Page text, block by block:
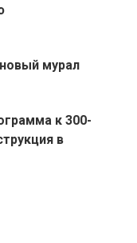
мурал
к 300-
в